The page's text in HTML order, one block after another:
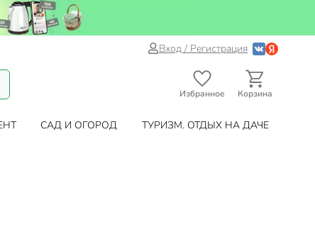
Вход / Регистрация
Избранное Корзина
САД И ОГОРОД ТУРИЗМ. ОТДЫХ НА ДАЧЕ